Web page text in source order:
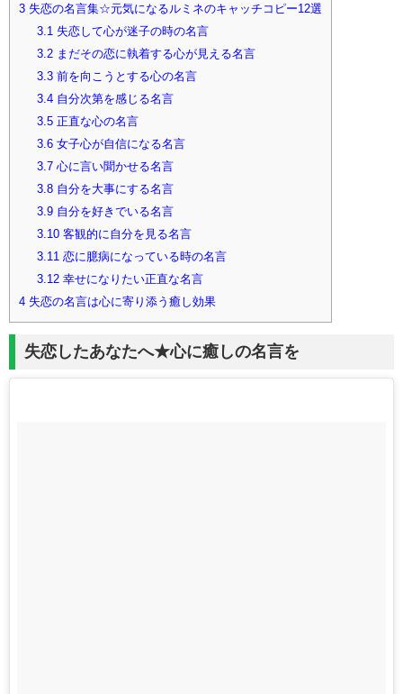
3 失恋の名言集☆元気になるルミネのキャッチコピー12選
3.1失恋して心が迷子の時の名言
3.2まだその恋に執着する心が見える名言
3.3前を向こうとする心の名言
3.4自分次第を感じる名言
3.5正直な心の名言
3.6女子心が自信になる名言
3.7心に言い聞かせる名言
3.8自分を大事にする名言
3.9自分を好きでいる名言
3.10客観的に自分を見る名言
3.11恋に臆病になっている時の名言
3.12幸せになりたい正直な名言
4 失恋の名言は心に寄り添う癒し効果
失恋したあなたへ★心に癒しの名言を